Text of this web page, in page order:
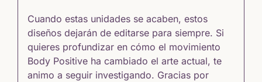
Cuando estas unidades se acaben, estos
diseños dejarán de editarse para siempre. Si
quieres profundizar en cómo el movimiento
Body Positive ha cambiado el arte actual, te
animo a seguir investigando. Gracias por